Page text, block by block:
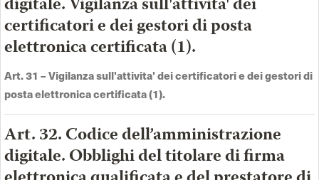
certificatori e dei gestori di posta
elettronica certificata (1).
Art. 31 –Vigilanza sull'attivita' dei certificatori e dei gestori di
posta elettronica certificata (1).
Art. 32. Codice dell’amministrazione
digitale. Obblighi del titolare di firma